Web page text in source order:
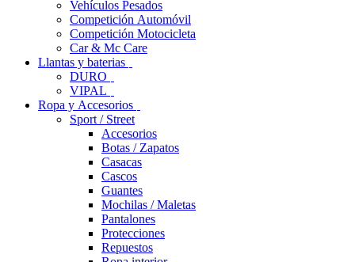
Vehículos Pesados
Competición Automóvil
Competición Motocicleta
Car & Mc Care
Llantas y baterias
DURO
VIPAL
Ropa y Accesorios
Sport / Street
Accesorios
Botas / Zapatos
Casacas
Cascos
Guantes
Mochilas / Maletas
Pantalones
Protecciones
Repuestos